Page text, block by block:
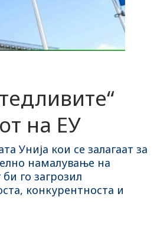
на ЕУ
Унија кои се залагаат за
намалување на
го загрозил
конкурентноста и